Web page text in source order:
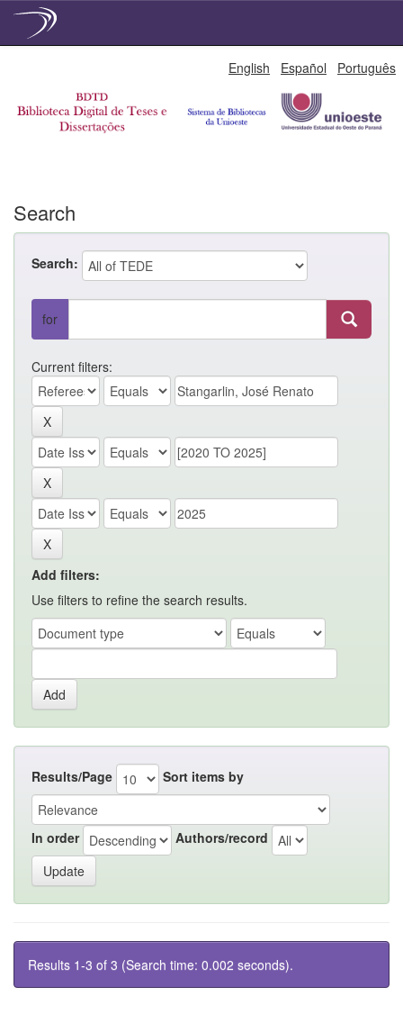
English Español Português
Search
Search:
for
Current filters:
Add filters:
Use filters to refine the search results.
Results/Page Sort items by
In order Authors/record
Results 1-3 of 3 (Search time: 0.002 seconds).